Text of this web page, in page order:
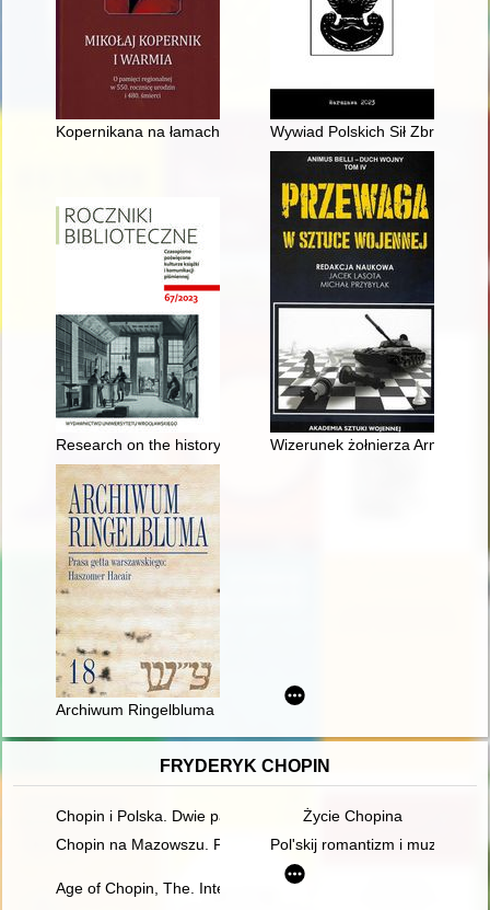
Kopernikana na łamach "Pastoralblatt für die Diözese
Wywiad Polskich Sił Zbrojnych
Research on the history of libraries and librarianship in
Wizerunek żołnierza Armii
Archiwum Ringelbluma : konspiracyjne archiwum getta
FRYDERYK CHOPIN
Chopin i Polska. Dwie pasje życia Gastona Belotti [1920-1985]
Życie Chopina
Chopin na Mazowszu. Przewodnik po miejscach historycznych
Pol'skij romantizm i
Age of Chopin, The. Interdisciplinary inquiries